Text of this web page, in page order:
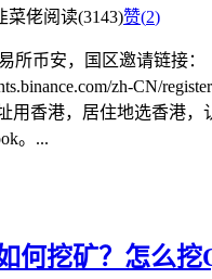
菜佬阅读(3143)赞(2)
所币安，国区邀请链接：
zh-CN/
用香港，居住地选香港，
。...
何挖矿？怎么挖